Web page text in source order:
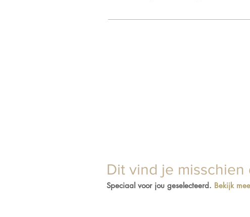
Ja, dat kan! Je bent van harte welkom
Dit vind je misschien
Speciaal voor jou geselecteerd. Bekijk